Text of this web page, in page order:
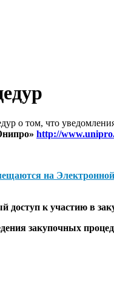
о том, что
http://
на
к участию в
закупочных